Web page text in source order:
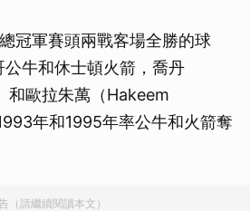
冠軍賽頭兩戰客場全勝的球
牛和休士頓火箭，喬丹
和歐拉朱萬（Hakeem
年和1995年率公牛和火箭奪
（請繼續閱讀本文）